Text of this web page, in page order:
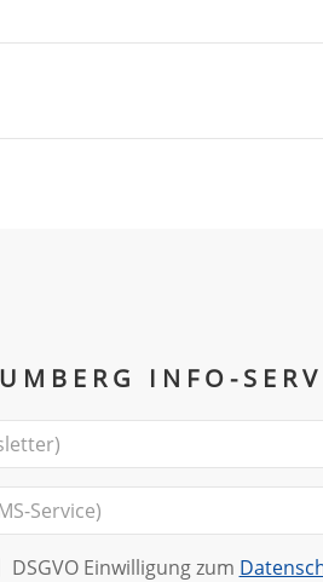
INFO-
DSGVO Einwilligung zum